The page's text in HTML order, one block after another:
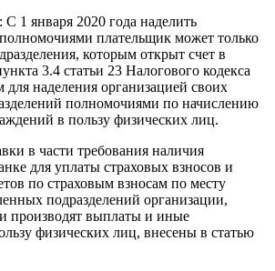
1 января 2020 года наделить
плательщик может только
которым открыт счет в
3.4 статьи 23 Налогового кодекса
для наделения организацией своих
полномочиями по начислению
в пользу физических лиц.
в части требования наличия
для уплаты страховых взносов и
по страховым взносам по месту
подразделений организации,
производят выплаты и иные
физических лиц, внесены в статью